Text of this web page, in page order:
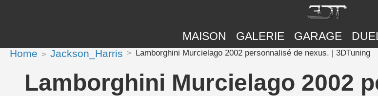
MAISON GALERIE GARAGE
Home Jackson_Harris Lamborghini Murcielago 2002 personnalisé de nexus. | 3DTuning
Lamborghini Murcielago 2002